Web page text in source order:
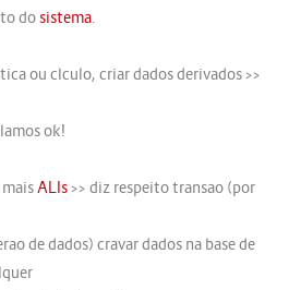
dosistema.
ou clculo, criar dados derivados >>
ok!
ALIs>> diz respeito transao (por
de dados) cravar dados na base de